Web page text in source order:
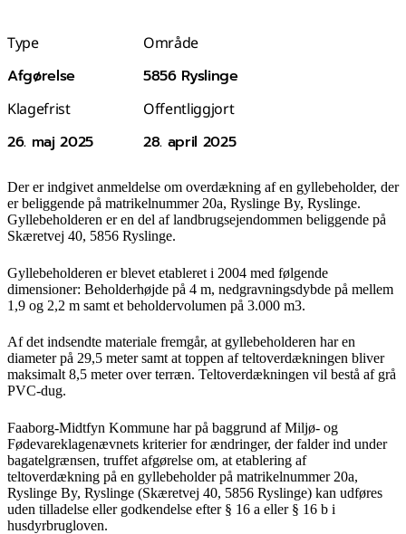
Type
Afgørelse
Område
5856 Ryslinge
Klagefrist
26. maj 2025
Offentliggjort
28. april 2025
Der er indgivet anmeldelse om overdækning af en gyllebeholder, der
er beliggende på matrikelnummer 20a, Ryslinge By, Ryslinge.
Gyllebeholderen er en del af landbrugsejendommen beliggende på
Skæretvej 40, 5856 Ryslinge.
Gyllebeholderen er blevet etableret i 2004 med følgende
dimensioner: Beholderhøjde på 4 m, nedgravningsdybde på mellem
1,9 og 2,2 m samt et beholdervolumen på 3.000 m3.
Af det indsendte materiale fremgår, at gyllebeholderen har en
diameter på 29,5 meter samt at toppen af teltoverdækningen bliver
maksimalt 8,5 meter over terræn. Teltoverdækningen vil bestå af grå
PVC-dug.
Faaborg-Midtfyn Kommune har på baggrund af Miljø- og
Fødevareklagenævnets kriterier for ændringer, der falder ind under
bagatelgrænsen, truffet afgørelse om, at etablering af
teltoverdækning på en gyllebeholder på matrikelnummer 20a,
Ryslinge By, Ryslinge (Skæretvej 40, 5856 Ryslinge) kan udføres
uden tilladelse eller godkendelse efter § 16 a eller § 16 b i
husdyrbrugloven.